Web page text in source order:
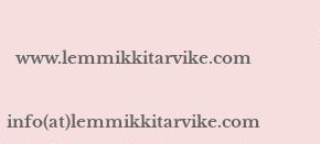
www.lemmikkitarvike.com
info(at)lemmikkitarvike.com